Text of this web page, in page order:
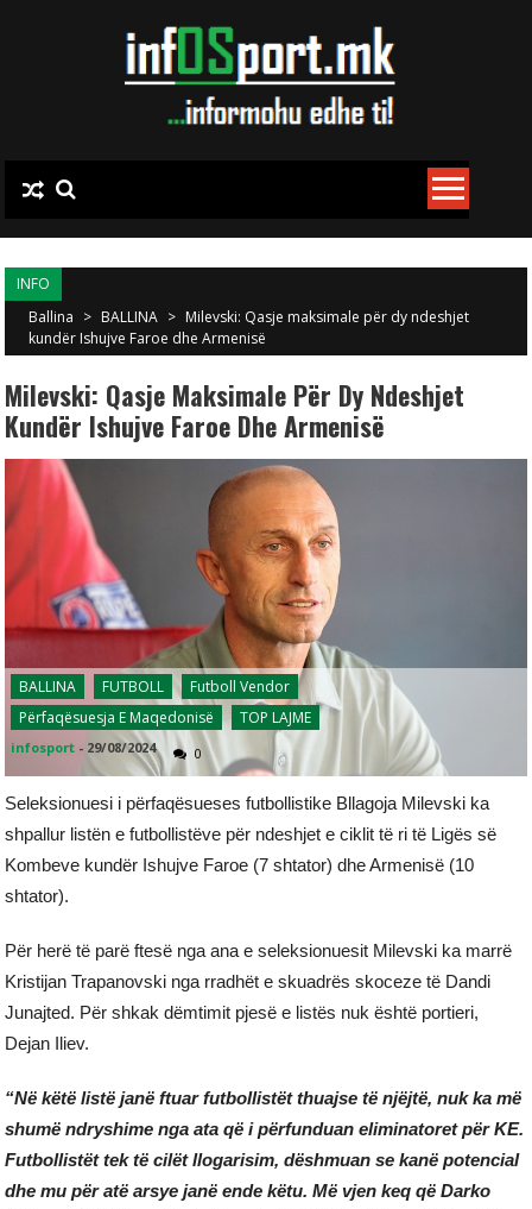
INFO
Ballina > BALLINA > Milevski: Qasje maksimale për dy ndeshjet
kundër Ishujve Faroe dhe Armenisë
Milevski: Qasje Maksimale Për Dy Ndeshjet
Kundër Ishujve Faroe Dhe Armenisë
BALLINA FUTBOLL
Futboll Vendor
Përfaqësuesja E Maqedonisë
TOP LAJME
infosport - 29/08/2024 0
Seleksionuesi i përfaqësueses futbollistike Bllagoja Milevski ka
shpallur listën e futbollistëve për ndeshjet e ciklit të ri të Ligës së
Kombeve kundër Ishujve Faroe (7 shtator) dhe Armenisë (10
shtator).
Për herë të parë ftesë nga ana e seleksionuesit Milevski ka marrë
Kristijan Trapanovski nga rradhët e skuadrës skoceze të Dandi
Junajted. Për shkak dëmtimit pjesë e listës nuk është portieri,
Dejan Iliev.
“Në këtë listë janë ftuar futbollistët thuajse të njëjtë, nuk ka më
shumë ndryshime nga ata që i përfunduan eliminatoret për KE.
Futbollistët tek të cilët llogarisim, dëshmuan se kanë potencial
dhe mu për atë arsye janë ende këtu. Më vjen keq që Darko